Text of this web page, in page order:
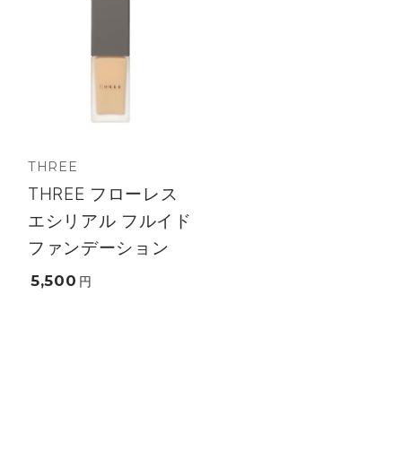
THREE
THREE フローレス
エシリアル フルイド
ファンデーション
5,500 円